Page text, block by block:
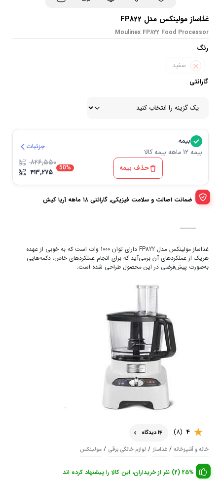
غذاساز مولینکس مدل FP822
Moulinex FP822 Food Processor
رنگ
سفید
گارانتی
بیمه
بیمه 12 ماهه بیمه کالا
جزئیات
حذف بیمه 50% ۸۲۶,۵۵۰
۴۱۳,۲۷۵
ضمانت اصالت و سلامت فیزیکی, گارانتی ۱۸ ماهه آریا کیش
غذاساز مولینکس مدل FP822 دارای توان 1000 وات است که به‌ خوبی از عهده‌
هریک از عملکرد‌های آن برمی‌آید که برای انجام عملکردهای خاص، دکمه‌هایی
به‌صورت پیش‌فرضی در این محصول طراحی شده است.
4
(8)
14 دیدگاه
خانه و آشپزخانه / غذاساز / لوازم خانگی برقی / مولینکس
25% (2) نفر از خریداران، این کالا را پیشنهاد کرده اند